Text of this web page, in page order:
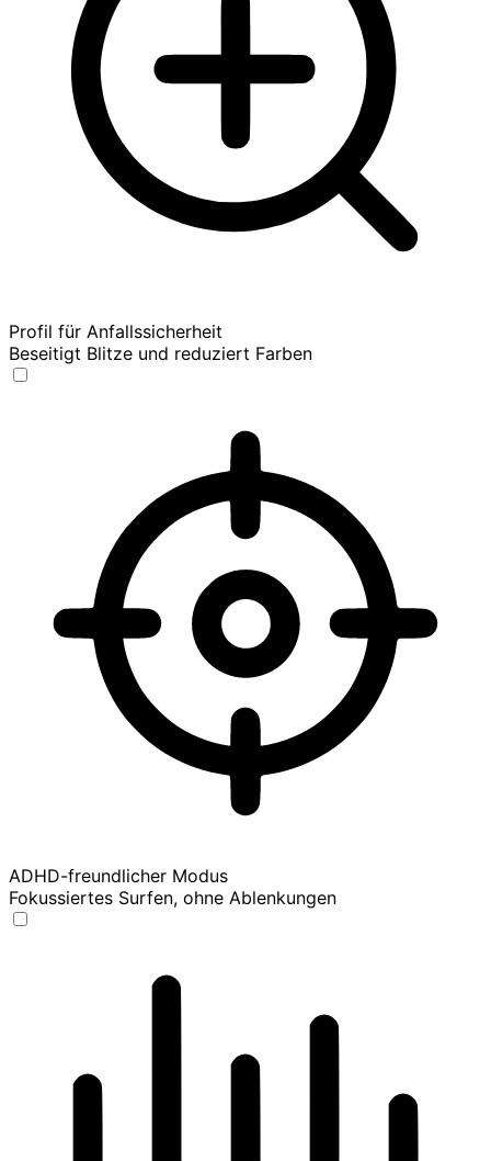
Profil für Anfallssicherheit
Beseitigt Blitze und reduziert Farben
ADHD-freundlicher Modus
Fokussiertes Surfen, ohne Ablenkungen